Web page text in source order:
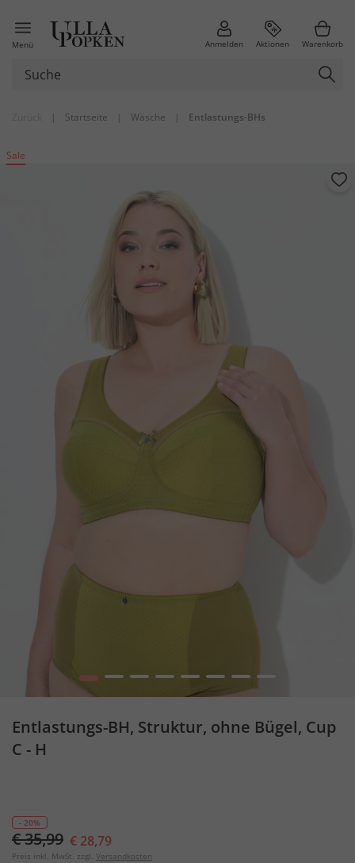
Menü Anmelden Aktionen Warenkorb
| Startseite | Wäsche | Entlastungs-BHs
Sale
1 2 3 4 5 6 7 8
Entlastungs-BH, Struktur, ohne Bügel, Cup
C - H
- 20%
€ 35,99 € 28,79
Preis inkl. MwSt. zzgl. Versandkosten